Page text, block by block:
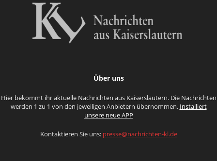
Über uns
Hier bekommt ihr aktuelle Nachrichten aus Kaiserslautern. Die Nachrichten
werden 1 zu 1 von den jeweiligen Anbietern übernommen. Installiert
unsere neue APP
Kontaktieren Sie uns: presse@nachrichten-kl.de